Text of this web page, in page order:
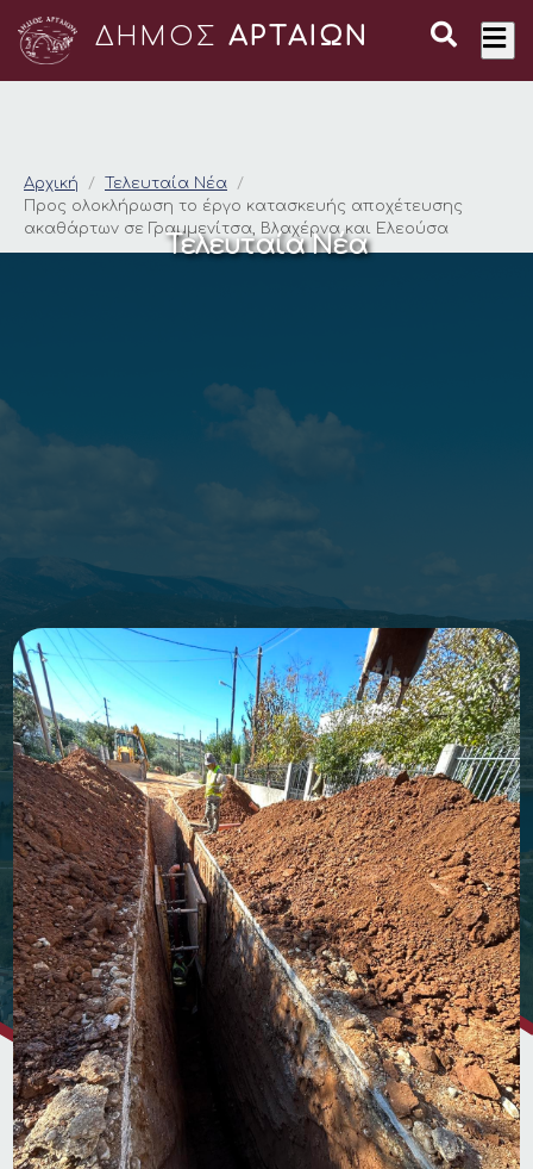
ΔΗΜΟΣ ΑΡΤΑΙΩΝ
Προς ολοκλήρωση
Αρχική
Τελευταία Νέα
Προς ολοκλήρωση το έργο κατασκευής αποχέτευσης
ακαθάρτων σε Γραμμενίτσα, Βλαχέρνα και Ελεούσα
Τελευταία Νέα